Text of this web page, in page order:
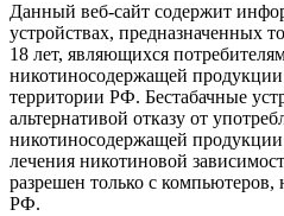
Данный веб-сайт содержит
устройствах, предназначенных
18 лет, являющихся
никотиносодержащей
территории РФ. Бестабачные
альтернативой отказу от
никотиносодержащей
лечения никотиновой
разрешен только с компьютеров,
РФ.